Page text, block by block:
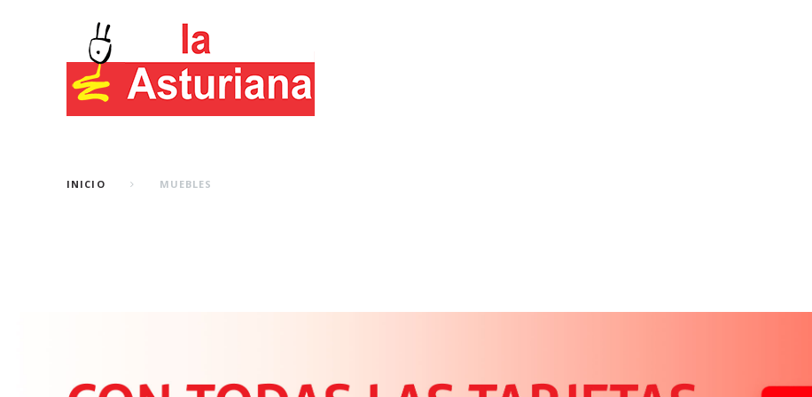
INICIO MUEBLES